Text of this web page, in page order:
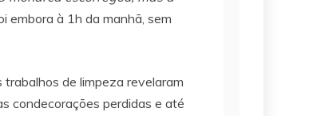
embora à 1h da manhã, sem
de limpeza revelaram
condecorações perdidas e até